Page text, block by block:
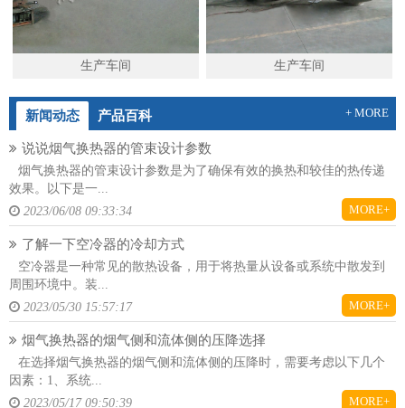
生产车间 生产车间
新闻动态 产品百科 + MORE
说说烟气换热器的管束设计参数
烟气换热器的管束设计参数是为了确保有效的换热和较佳的热传递
效果。以下是一...
2023/06/08 09:33:34
MORE+
了解一下空冷器的冷却方式
空冷器是一种常见的散热设备，用于将热量从设备或系统中散发到
周围环境中。装...
2023/05/30 15:57:17
MORE+
烟气换热器的烟气侧和流体侧的压降选择
在选择烟气换热器的烟气侧和流体侧的压降时，需要考虑以下几个
因素：1、系统...
2023/05/17 09:50:39
MORE+